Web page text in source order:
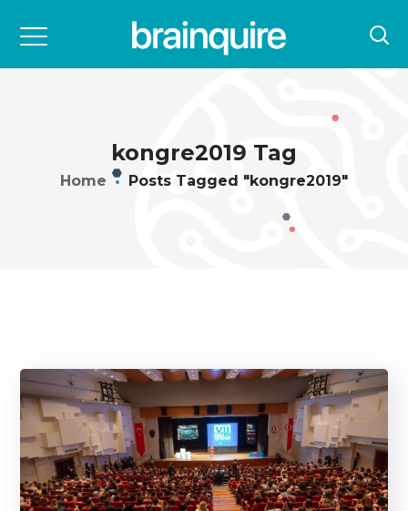
kongre2019 Tag
Home Posts Tagged "kongre2019"